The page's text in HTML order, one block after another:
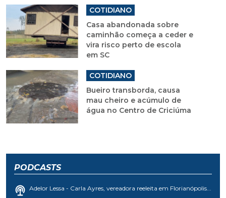
COTIDIANO
Casa abandonada sobre
caminhão começa a ceder e
vira risco perto de escola
em SC
COTIDIANO
Bueiro transborda, causa
mau cheiro e acúmulo de
água no Centro de Criciúma
PODCASTS
Adelor Lessa - Carla Ayres, vereadora reeleita em Florianópolis...